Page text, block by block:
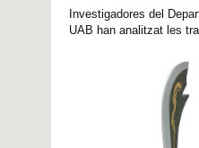
Investigadores del
UAB han analitzat les